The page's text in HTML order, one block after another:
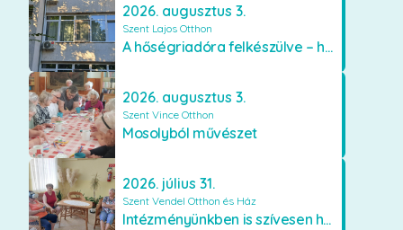
2026. augusztus 3.
Szent Lajos Otthon
A hőségriadóra felkészülve – hűsítő fejlesztések a Szent Lajos Otthonban
2026. augusztus 3.
Szent Vince Otthon
Mosolyból művészet
2026. július 31.
Szent Vendel Otthon és Ház
Intézményünkben is szívesen használják a VR szemüveget